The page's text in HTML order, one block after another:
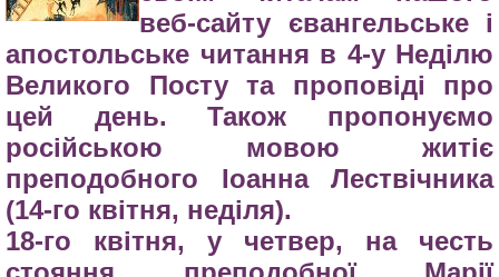
веб-сайту євангельське і
апостольське читання в 4-у Неділю
Великого Посту та проповіді про
цей день. Також пропонуємо
російською мовою житіє
преподобного Іоанна Лествічника
(14-го квітня, неділя).
18-го квітня, у четвер, на честь